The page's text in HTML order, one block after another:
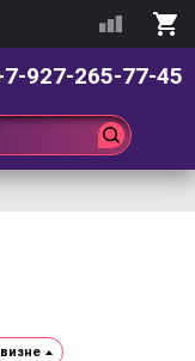
927-265-77-45